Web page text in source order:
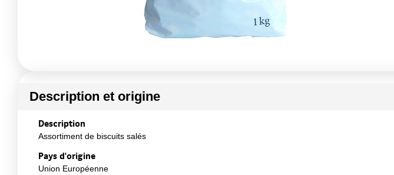
Description et origine
Description
Assortiment de biscuits salés
Pays d'origine
Union Européenne